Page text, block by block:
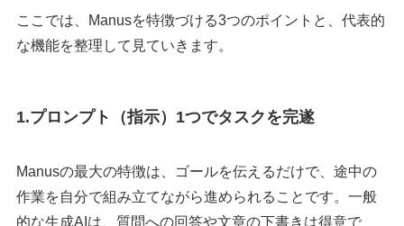
ここでは、Manusを特徴づける3つのポイントと、代表的
な機能を整理して見ていきます。
1.プロンプト（指示）1つでタスクを完遂
Manusの最大の特徴は、ゴールを伝えるだけで、途中の
作業を自分で組み立てながら進められることです。一般
的な生成AIは、質問への回答や文章の下書きは得意で